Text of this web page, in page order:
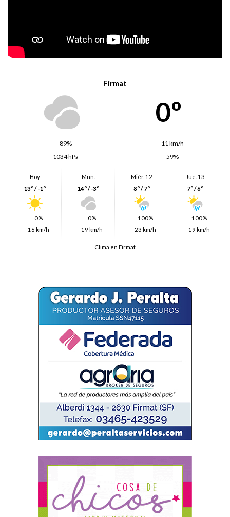
Firmat
0º
89%
11 km/h
1034 hPa
59%
Hoy
13º / -1º
0%
16 km/h
Mñn.
14º / -3º
0%
19 km/h
Miér. 12
8º / 7º
100%
23 km/h
Jue. 13
7º / 6º
100%
19 km/h
Clima en Firmat